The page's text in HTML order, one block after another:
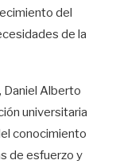
del
de la
Daniel Alberto
universitaria
conocimiento
de esfuerzo y